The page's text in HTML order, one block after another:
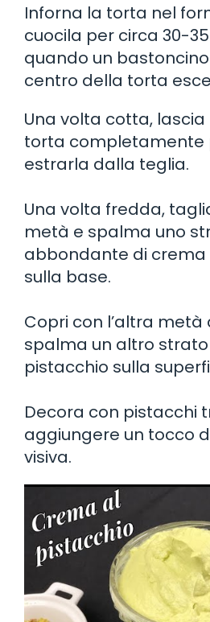
Inforna la torta nel
cuocila per circa 30-
quando un
centro della torta
Una volta cotta,
torta completamente
estrarla dalla teglia.
Una volta fredda,
metà e spalma uno
abbondante di crema
sulla base.
Copri con l’altra
spalma un altro
pistacchio sulla
Decora con pistacchi
aggiungere un tocco
visiva.